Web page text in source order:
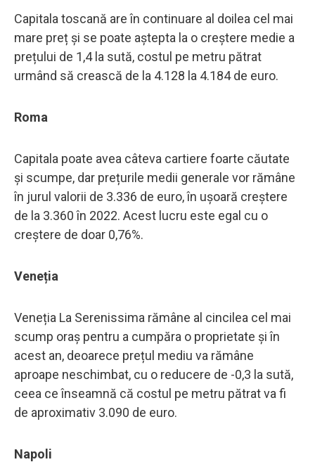
Capitala toscană are în continuare al doilea cel mai
mare preț și se poate aștepta la o creștere medie a
prețului de 1,4 la sută, costul pe metru pătrat
urmând să crească de la 4.128 la 4.184 de euro.
Roma
Capitala poate avea câteva cartiere foarte căutate
și scumpe, dar prețurile medii generale vor rămâne
în jurul valorii de 3.336 de euro, în ușoară creștere
de la 3.360 în 2022. Acest lucru este egal cu o
creștere de doar 0,76%.
Veneția
Veneția La Serenissima rămâne al cincilea cel mai
scump oraș pentru a cumpăra o proprietate și în
acest an, deoarece prețul mediu va rămâne
aproape neschimbat, cu o reducere de -0,3 la sută,
ceea ce înseamnă că costul pe metru pătrat va fi
de aproximativ 3.090 de euro.
Napoli